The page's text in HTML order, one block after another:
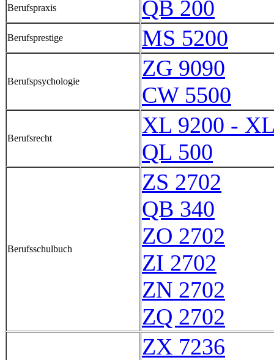
Berufspraxis QB 200
Berufsprestige MS 5200
Berufspsychologie
ZG 9090
CW 5500
Berufsrecht
XL 9200 -
QL 500
Berufsschulbuch
ZS 2702
QB 340
ZO 2702
ZI 2702
ZN 2702
ZQ 2702
ZX 7236